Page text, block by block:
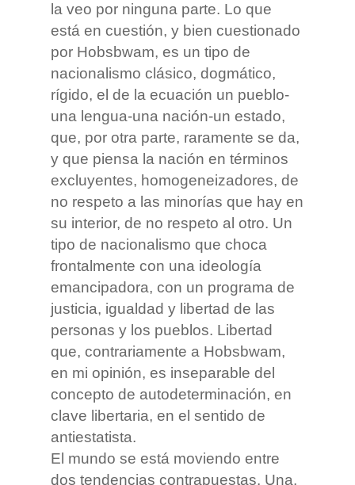
la veo por ninguna parte. Lo que
está en cuestión, y bien cuestionado
por Hobsbwam, es un tipo de
nacionalismo clásico, dogmático,
rígido, el de la ecuación un pueblo-
una lengua-una nación-un estado,
que, por otra parte, raramente se da,
y que piensa la nación en términos
excluyentes, homogeneizadores, de
no respeto a las minorías que hay en
su interior, de no respeto al otro. Un
tipo de nacionalismo que choca
frontalmente con una ideología
emancipadora, con un programa de
justicia, igualdad y libertad de las
personas y los pueblos. Libertad
que, contrariamente a Hobsbwam,
en mi opinión, es inseparable del
concepto de autodeterminación, en
clave libertaria, en el sentido de
antiestatista.
El mundo se está moviendo entre
dos tendencias contrapuestas. Una,